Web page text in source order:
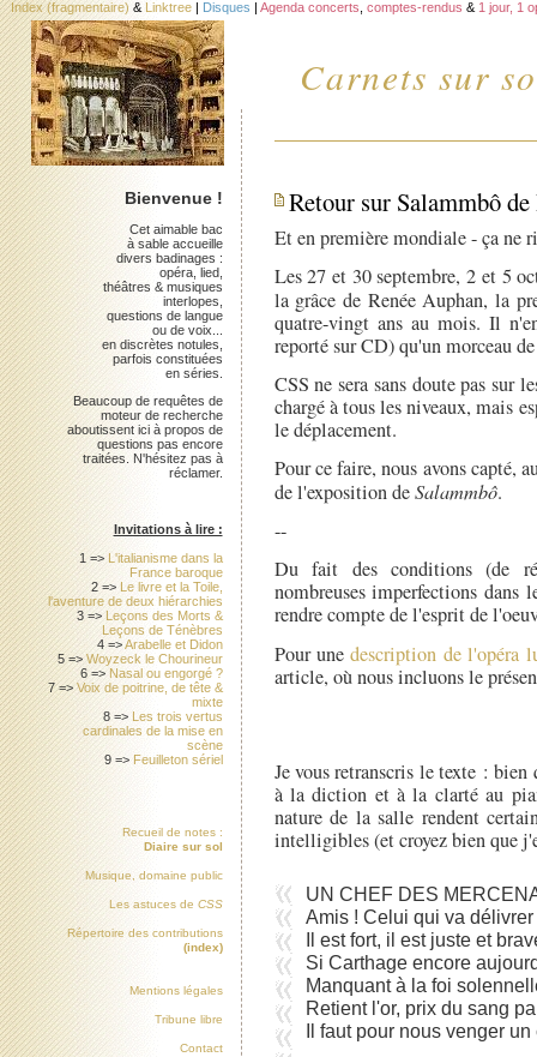
Carnets sur
Index (fragmentaire) & Linktree | Disques | Agenda concerts comptes-rendus & 1 jour, 1
Retour sur Salammbô
Et en première mondiale - ça ne
Les 27 et 30 septembre, 2 et 5
la grâce de Renée Auphan, la
quatre-vingt ans au mois. Il
reporté sur CD) qu'un morceau
CSS ne sera sans doute pas sur
chargé à tous les niveaux, mais
le déplacement.
Pour ce faire, nous avons capté,
de l'exposition deSalammbô.
--
Du fait des conditions (de
nombreuses imperfections
rendre compte de l'esprit de
Pour unedescription de l'opéra
article, où nous incluons le
Je vous retranscris le texte :
à la diction et à la clarté au
nature de la salle rendent
intelligibles (et croyez bien que
UN CHEF DES
Amis ! Celui qui va
Il est fort, il est juste et
Si Carthage encore
Manquant à la foi
Retient l'or, prix du sang
Il faut pour nous venger
Bienvenue !
Cet aimable bac
à sable accueille
divers badinages :
opéra, lied,
théâtres & musiques
interlopes,
questions de langue
ou de voix...
en discrètes notules,
parfois constituées
en séries.
Beaucoup de requêtes de
moteur de recherche
aboutissent ici à propos de
questions pas encore
traitées. N'hésitez pas à
réclamer.
Invitations à lire :
1 => L'italianisme dans la
France baroque
2 => Le livre et la Toile,
l'aventure de deux hiérarchies
3 => Leçons des Morts &
Leçons de Ténèbres
4 =>Arabelle et Didon
5 =>Woyzeck le Chourineur
6 => Nasal ou engorgé ?
7 =>Voix de poitrine, de tête &
mixte
8 => Les trois vertus
cardinales de la mise en
scène
9 => Feuilleton sériel
Recueil de notes :
Diaire sur sol
Musique, domaine public
Les astuces de CSS
Répertoire des contributions
(index)
Mentions légales
Tribune libre
Contact